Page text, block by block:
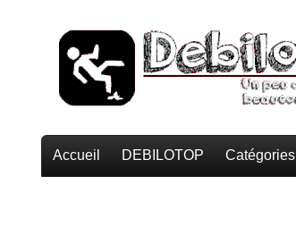
Accueil DEBILOTOP Catégories